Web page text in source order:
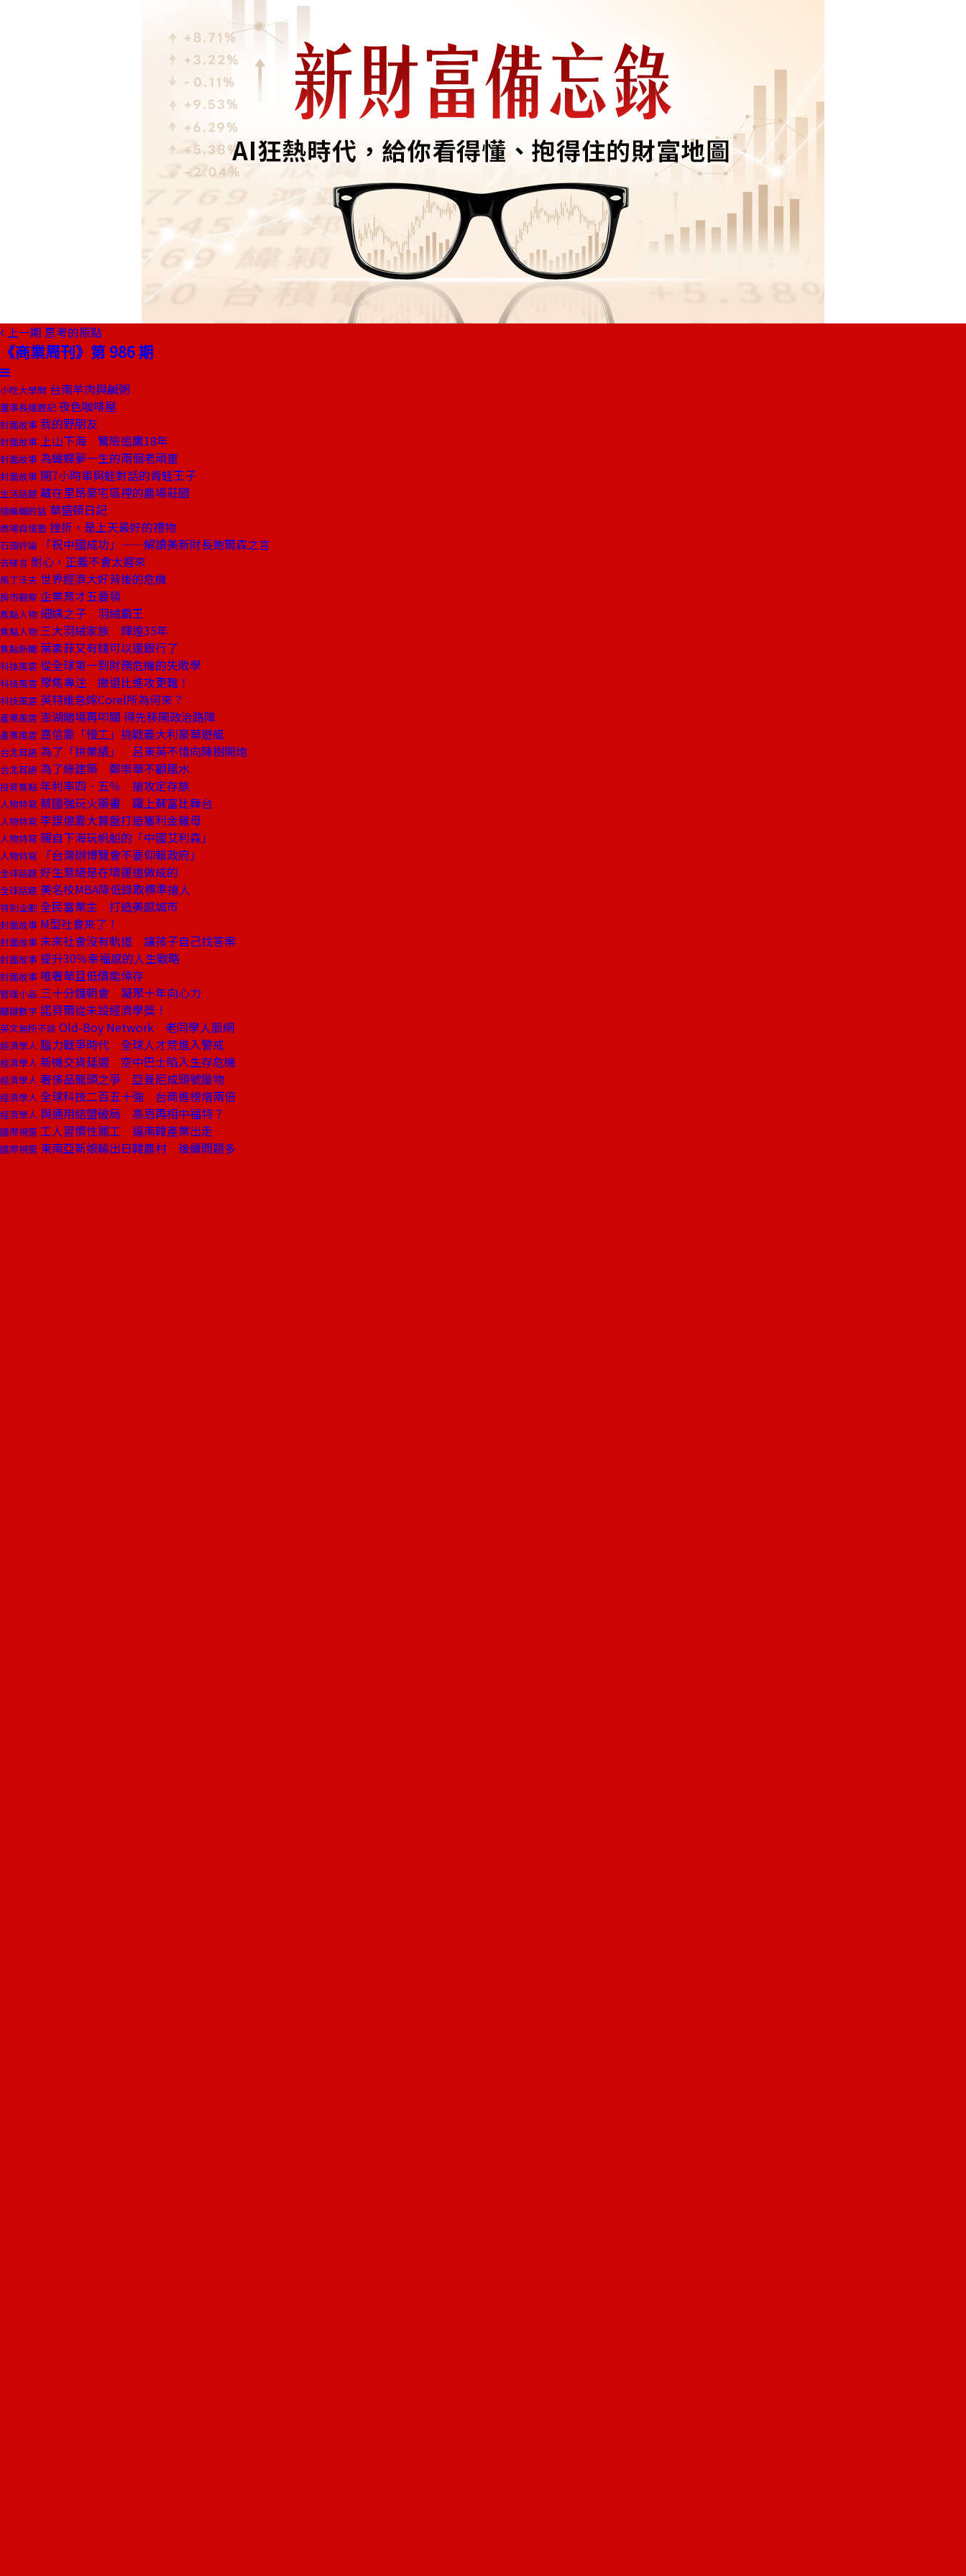
上一期 思考的原點
《商業周刊》第 986 期
小吃大學問 台南羊肉與鹹粥
董事長嬉遊記 夜色咖啡屋
封面故事 我的野朋友
封面故事 上山下海 驚險追鷹18年
封面故事 為蝴蝶夢一生的兩個老頑童
封面故事 開7小時車與蛙對話的青蛙王子
生活話題 藏在里昂豪宅區裡的農場莊園
總編輯的話 華盛頓日記
商場自慢塾 挫折，是上天最好的禮物
石頭評論 「祝中國成功」——解讀美新財長鮑爾森之言
去梯言 耐心，正義不會太遲來
馬丁沃夫 世界經濟大好背後的危機
房市觀察 企業育才五要領
焦點人物 細姨之子 羽絨霸王
焦點人物 三大羽絨家族 輝煌35年
焦點新聞 葉素菲又有錢可以還銀行了
科技風雲 從全球第一到財務危機的失敗學
科技風雲 聚焦專注 撤退比進攻更難！
科技風雲 英特維急嫁Corel所為何來？
產業風雲 澎湖賭場再叩關 得先移開政治路障
產業風雲 嘉信靠「慢工」挑戰義大利豪華遊艇
台北耳語 為了「拚業績」 呂東英不惜向陳樹開炮
台北耳語 為了綠建築 鄭崇華不顧風水
投資焦點 年利率四．五％ 搶攻定存族
人物特寫 蔡國強玩火藥畫 躍上蘇富比舞台
人物特寫 李謀偉靠大算盤打造獲利金雞母
人物特寫 親自下海玩帆船的「中國艾利森」
人物特寫 「台灣辦博覽會不要仰賴政府」
全球話題 好生意總是在壞運道做成的
全球話題 美名校MBA降低錄取標準搶人
特別企劃 全民當業主 打造美感城市
封面故事 M型社會來了！
封面故事 未來社會沒有軌道 讓孩子自己找答案
封面故事 提升30％幸福感的人生戰略
封面故事 唯奢華且低價能倖存
管理小品 三十分鐘朝會 凝聚十年向心力
關鍵數字 諾貝爾從未設經濟學獎！
英文無所不談 Old-Boy Network 老同學人脈網
經濟學人 腦力戰爭時代 全球人才荒進入警戒
經濟學人 新機交貨延遲 空中巴士陷入生存危機
經濟學人 奢侈品龍頭之爭 亞曼尼成頭號獵物
經濟學人 全球科技二百五十強 台商進榜增兩倍
經濟學人 與通用結盟破局 高恩再相中福特？
國際視窗 工人習慣性罷工 逼南韓產業出走
國際視窗 東南亞新娘輸出日韓農村 後續問題多